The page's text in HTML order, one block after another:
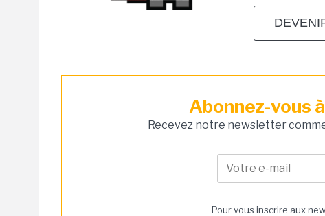
Abonnez-vous
Recevez notre newsletter
Pour vous inscrire aux